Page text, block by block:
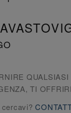
QUALSIASI
TI
cercavi?